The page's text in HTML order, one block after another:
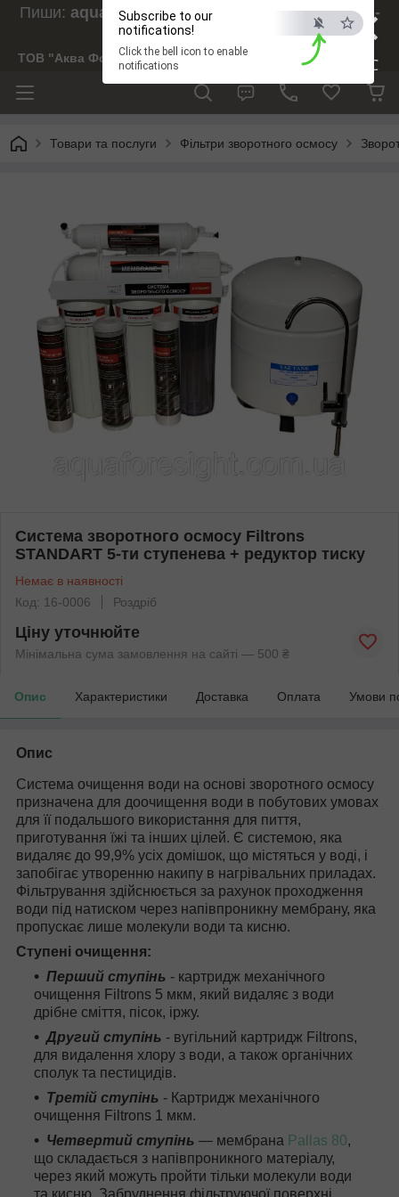
×
ESC
Subscribe to our
notifications!
Click the bell icon to enable
notifications
Пиши: aquaforesight@gmail.com , Дзвони:073-
238-29-97
ТОВ "Аква Форсайт"
Товари та послуги Фільтри зворотного осмосу
Система зворотного осмосу Filtrons
STANDART 5-ти ступенева + редуктор тиску
Немає в наявності
Код: 16-0006
Роздріб
Ціну уточнюйте
Мінімальна сума замовлення на сайті — 500 ₴
Опис Характеристики Доставка Оплата Умови
Опис
Система очищення води на основі зворотного осмосу
призначена для доочищення води в побутових умовах
для її подальшого використання для пиття,
приготування їжі та інших цілей. Є системою, яка
видаляє до 99,9% усіх домішок, що містяться у воді, і
запобігає утворенню накипу в нагрівальних приладах.
Фільтрування здійснюється за рахунок проходження
води під натиском через напівпроникну мембрану, яка
пропускає лише молекули води та кисню.
Ступені очищення:
Перший ступінь - картридж механічного
очищення Filtrons 5 мкм, який видаляє з води
дрібне сміття, пісок, іржу.
Другий ступінь - вугільний картридж Filtrons,
для видалення хлору з води, а також органічних
сполук та пестицидів.
Третій ступінь - Картридж механічного
очищення Filtrons 1 мкм.
Четвертий ступінь — мембрана Pallas 80,
що складається з напівпроникного матеріалу,
через який можуть пройти тільки молекули води
та кисню. Забруднення фільтруючої поверхні